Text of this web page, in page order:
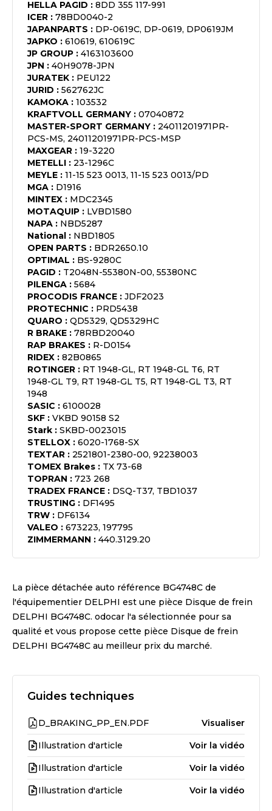
HELLA PAGID : 8DD 355 117-991
ICER : 78BD0040-2
JAPANPARTS : DP-0619C, DP-0619, DP0619JM
JAPKO : 610619, 610619C
JP GROUP : 4163103600
JPN : 40H9078-JPN
JURATEK : PEU122
JURID : 562762JC
KAMOKA : 103532
KRAFTVOLL GERMANY : 07040872
MASTER-SPORT GERMANY : 24011201971PR-
PCS-MS, 24011201971PR-PCS-MSP
MAXGEAR : 19-3220
METELLI : 23-1296C
MEYLE : 11-15 523 0013, 11-15 523 0013/PD
MGA : D1916
MINTEX : MDC2345
MOTAQUIP : LVBD1580
NAPA : NBD5287
National : NBD1805
OPEN PARTS : BDR2650.10
OPTIMAL : BS-9280C
PAGID : T2048N-55380N-00, 55380NC
PILENGA : 5684
PROCODIS FRANCE : JDF2023
PROTECHNIC : PRD5438
QUARO : QD5329, QD5329HC
R BRAKE : 78RBD20040
RAP BRAKES : R-D0154
RIDEX : 82B0865
ROTINGER : RT 1948-GL, RT 1948-GL T6, RT
1948-GL T9, RT 1948-GL T5, RT 1948-GL T3, RT
1948
SASIC : 6100028
SKF : VKBD 90158 S2
Stark : SKBD-0023015
STELLOX : 6020-1768-SX
TEXTAR : 2521801-2380-00, 92238003
TOMEX Brakes : TX 73-68
TOPRAN : 723 268
TRADEX FRANCE : DSQ-T37, TBD1037
TRUSTING : DF1495
TRW : DF6134
VALEO : 673223, 197795
ZIMMERMANN : 440.3129.20
La pièce détachée auto référence BG4748C de
l'équipementier DELPHI est une pièce Disque de frein
DELPHI BG4748C. odocar l'a sélectionnée pour sa
qualité et vous propose cette pièce Disque de frein
DELPHI BG4748C au meilleur prix du marché.
Guides techniques
D_BRAKING_PP_EN.PDF Visualiser
Illustration d'article Voir la vidéo
Illustration d'article Voir la vidéo
Illustration d'article Voir la vidéo